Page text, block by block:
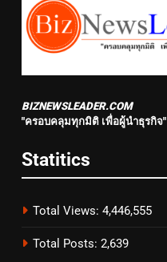
BIZNEWSLEADER.COM
"ครอบคลุมทุกมิติ เพื่อผู้นำธุรกิจ"
Statitics
Total Views: 4,446,555
Total Posts: 2,639